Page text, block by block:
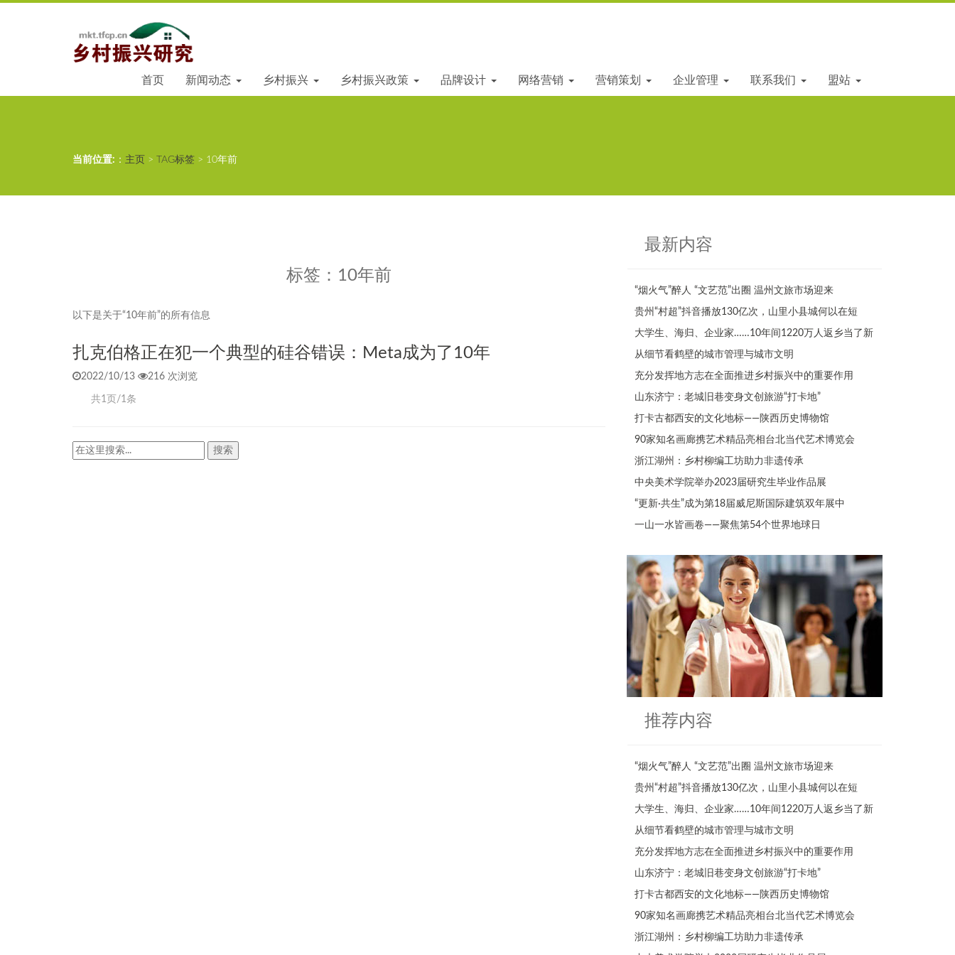
首页 新闻动态 乡村振兴 乡村振兴政策 品牌设计 网络营销 营销策划 企业管理 联系我们 盟站
当前位置: ： 主页 > TAG标签 > 10年前
标签：10年前
以下是关于“10年前”的所有信息
扎克伯格正在犯一个典型的硅谷错误：Meta成为了10年
2022/10/13 216 次浏览
共1页/1条
最新内容
“烟火气”醉人 “文艺范”出圈 温州文旅市场迎来
贵州“村超”抖音播放130亿次，山里小县城何以在短
大学生、海归、企业家……10年间1220万人返乡当了新
从细节看鹤壁的城市管理与城市文明
充分发挥地方志在全面推进乡村振兴中的重要作用
山东济宁：老城旧巷变身文创旅游“打卡地”
打卡古都西安的文化地标——陕西历史博物馆
90家知名画廊携艺术精品亮相台北当代艺术博览会
浙江湖州：乡村柳编工坊助力非遗传承
中央美术学院举办2023届研究生毕业作品展
“更新·共生”成为第18届威尼斯国际建筑双年展中
一山一水皆画卷——聚焦第54个世界地球日
推荐内容
“烟火气”醉人 “文艺范”出圈 温州文旅市场迎来
贵州“村超”抖音播放130亿次，山里小县城何以在短
大学生、海归、企业家……10年间1220万人返乡当了新
从细节看鹤壁的城市管理与城市文明
充分发挥地方志在全面推进乡村振兴中的重要作用
山东济宁：老城旧巷变身文创旅游“打卡地”
打卡古都西安的文化地标——陕西历史博物馆
90家知名画廊携艺术精品亮相台北当代艺术博览会
浙江湖州：乡村柳编工坊助力非遗传承